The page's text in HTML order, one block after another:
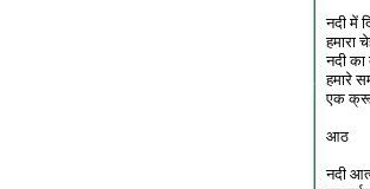
नदी में
हमारा
नदी का
हमारे
एक
आठ
नदी